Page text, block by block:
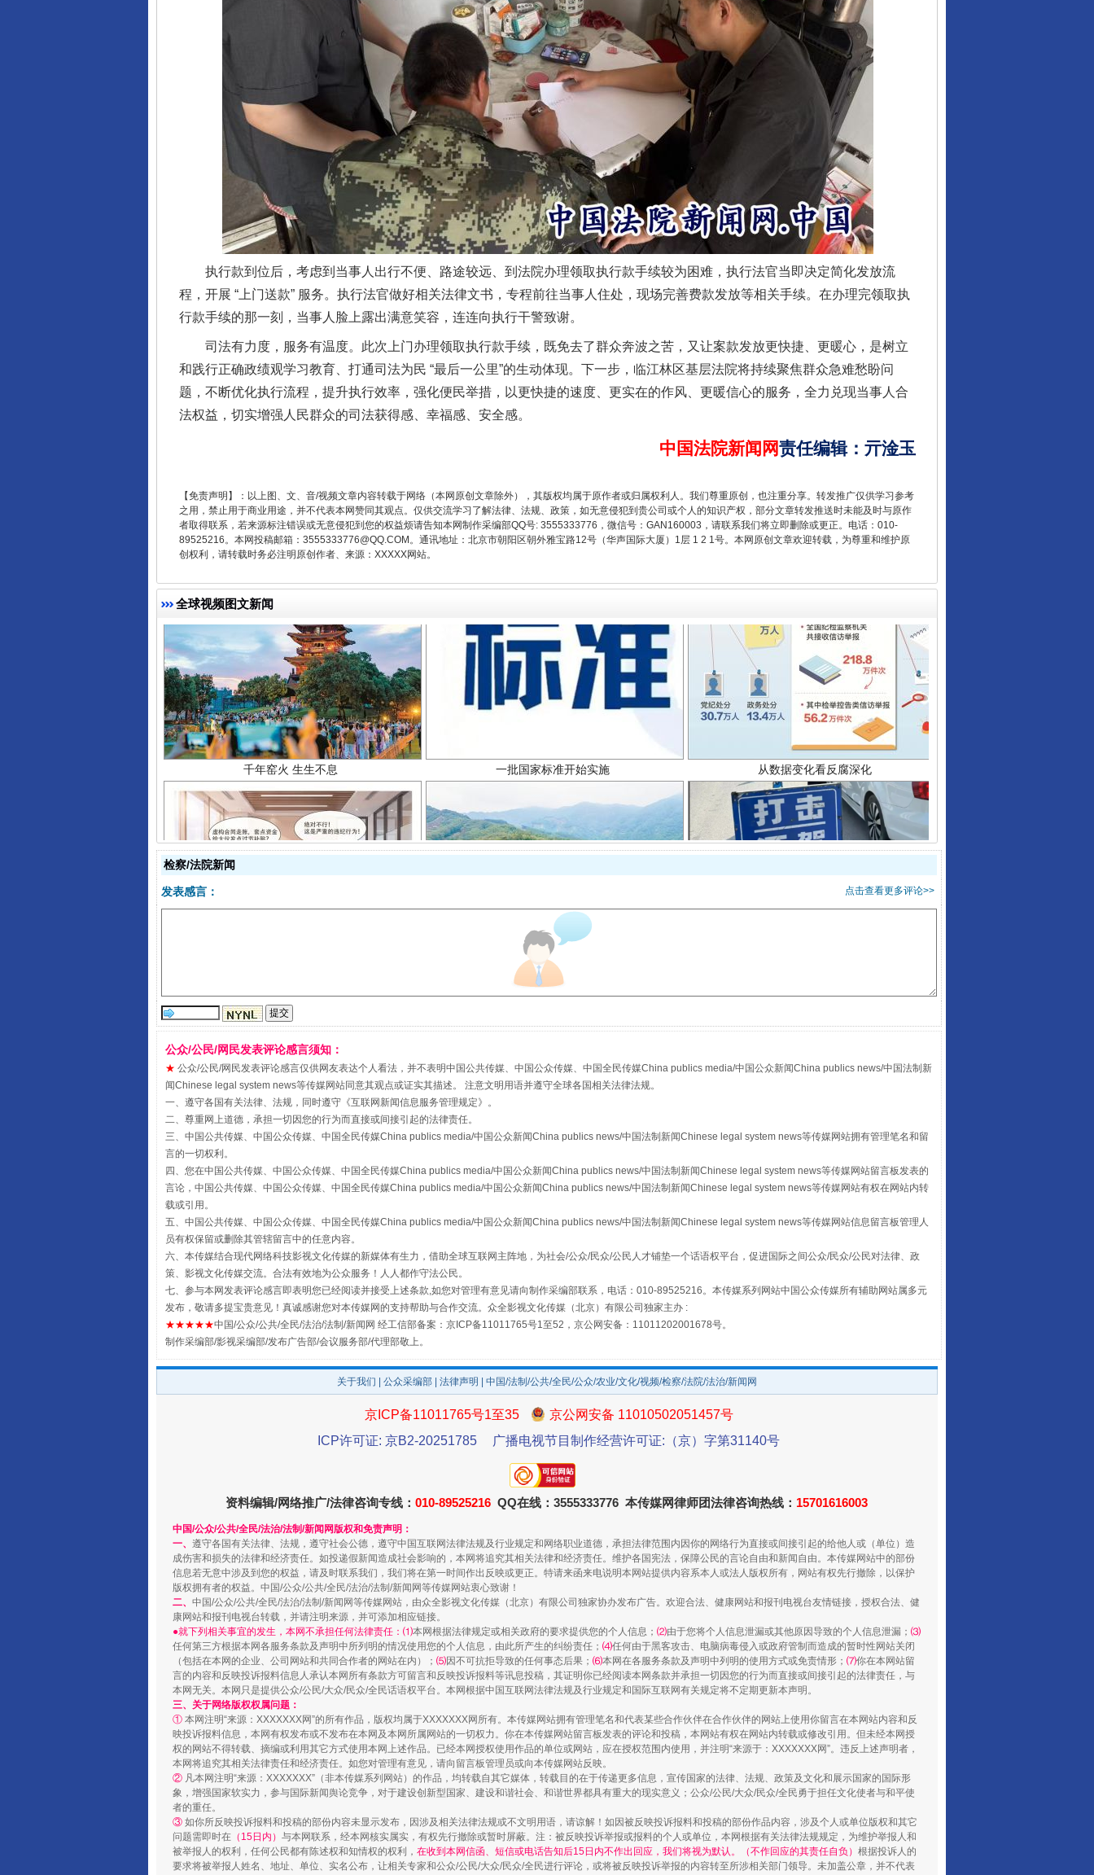
执行款到位后，考虑到当事人出行不便、路途较远、到法院办理领取执行款手续较为困难，执行法官当即决定简化发放流
程，开展 “上门送款” 服务。执行法官做好相关法律文书，专程前往当事人住处，现场完善费款发放等相关手续。在办理完领取执
行款手续的那一刻，当事人脸上露出满意笑容，连连向执行干警致谢。
司法有力度，服务有温度。此次上门办理领取执行款手续，既免去了群众奔波之苦，又让案款发放更快捷、更暖心，是树立
和践行正确政绩观学习教育、打通司法为民 “最后一公里”的生动体现。下一步，临江林区基层法院将持续聚焦群众急难愁盼问
题，不断优化执行流程，提升执行效率，强化便民举措，以更快捷的速度、更实在的作风、更暖信心的服务，全力兑现当事人合
法权益，切实增强人民群众的司法获得感、幸福感、安全感。
中国法院新闻网责任编辑： 亓淦玉
【免责声明】：以上图、文、音/视频文章内容转载于网络（本网原创文章除外），其版权均属于原作者或归属权利人。我们尊重原创，也注重分享。转发推广仅供学习参考
之用，禁止用于商业用途，并不代表本网赞同其观点。仅供交流学习了解法律、法规、政策，如无意侵犯到贵公司或个人的知识产权，部分文章转发推送时未能及时与原作
者取得联系，若来源标注错误或无意侵犯到您的权益烦请告知本网制作采编部QQ号: 3555333776，微信号：GAN160003，请联系我们将立即删除或更正。电话：010-
89525216。本网投稿邮箱：3555333776@QQ.COM。通讯地址：北京市朝阳区朝外雅宝路12号（华声国际大厦）1层 1 2 1号。本网原创文章欢迎转载，为尊重和维护原
创权利，请转载时务必注明原创作者、来源：XXXXX网站。
全球视频图文新闻
完善运行机制助力责任有效落实 一纸欠条伤亲情 巡回调解促和解.. 行业协会接连发公告
让核能赋能千行百业
千年窑火 生生不息 一批国家标准开始实施 从数据变化看反腐深化
受贿1.44亿！段成刚被判无期 从幼儿园到大学，有这些资助
全民健身五年计划来了！等你上场 事关残疾人未来5年
阿坝州三大球赛在茂县开幕
国家大学科技园优化重塑工作 镜头丨大暑三秋近 山西：不断增强治理腐败综合效能
检察/法院新闻
点击查看更多评论>>
发表感言：
公众/公民/网民发表评论感言须知：
★ 公众/公民/网民发表评论感言仅供网友表达个人看法，并不表明中国公共传媒、中国公众传媒、中国全民传媒China publics media/中国公众新闻China publics news/中国法制新
闻Chinese legal system news等传媒网站同意其观点或证实其描述。 注意文明用语并遵守全球各国相关法律法规。
一、遵守各国有关法律、法规，同时遵守《互联网新闻信息服务管理规定》。
二、尊重网上道德，承担一切因您的行为而直接或间接引起的法律责任。
三、中国公共传媒、中国公众传媒、中国全民传媒China publics media/中国公众新闻China publics news/中国法制新闻Chinese legal system news等传媒网站拥有管理笔名和留
言的一切权利。
四、您在中国公共传媒、中国公众传媒、中国全民传媒China publics media/中国公众新闻China publics news/中国法制新闻Chinese legal system news等传媒网站留言板发表的
言论，中国公共传媒、中国公众传媒、中国全民传媒China publics media/中国公众新闻China publics news/中国法制新闻Chinese legal system news等传媒网站有权在网站内转
载或引用。
五、中国公共传媒、中国公众传媒、中国全民传媒China publics media/中国公众新闻China publics news/中国法制新闻Chinese legal system news等传媒网站信息留言板管理人
员有权保留或删除其管辖留言中的任意内容。
六、本传媒结合现代网络科技影视文化传媒的新媒体有生力，借助全球互联网主阵地，为社会/公众/民众/公民人才铺垫一个话语权平台，促进国际之间公众/民众/公民对法律、政
策、影视文化传媒交流。合法有效地为公众服务！人人都作守法公民。
七、参与本网发表评论感言即表明您已经阅读并接受上述条款,如您对管理有意见请向制作采编部联系，电话：010-89525216。本传媒系列网站中国公众传媒所有辅助网站属多元
发布，敬请多提宝贵意见！真诚感谢您对本传媒网的支持帮助与合作交流。众全影视文化传媒（北京）有限公司独家主办 :
★★★★★中国/公众/公共/全民/法治/法制/新闻网 经工信部备案：京ICP备11011765号1至52，京公网安备：11011202001678号。
制作采编部/影视采编部/发布广告部/会议服务部/代理部敬上。
关于我们 公众采编部 法律声明 | 中国/法制/公共/全民/公众/农业/文化/视频/检察/法院/法治/新闻网
京ICP备11011765号1至35
京公网安备 11010502051457号
ICP许可证: 京B2-20251785
广播电视节目制作经营许可证:（京）字第31140号
资料编辑/网络推广/法律咨询专线： 010-89525216 QQ在线：3555333776 本传媒网律师团法律咨询热线： 15701616003
中国/公众/公共/全民/法治/法制/新闻网版权和免责声明：
一、 遵守各国有关法律、法规，遵守社会公德，遵守中国互联网法律法规及行业规定和网络职业道德，承担法律范围内因你的网络行为直接或间接引起的给他人或（单位）造
成伤害和损失的法律和经济责任。如投递假新闻造成社会影响的，本网将追究其相关法律和经济责任。维护各国宪法，保障公民的言论自由和新闻自由。本传媒网站中的部份
信息若无意中涉及到您的权益，请及时联系我们，我们将在第一时间作出反映或更正。特请来函来电说明本网站提供内容系本人或法人版权所有，网站有权先行撤除，以保护
版权拥有者的权益。中国/公众/公共/全民/法治/法制/新闻网等传媒网站衷心致谢！
二、 中国/公众/公共/全民/法治/法制/新闻网等传媒网站，由众全影视文化传媒（北京）有限公司独家协办发布广告。欢迎合法、健康网站和报刊电视台友情链接，授权合法、健
康网站和报刊电视台转载，并请注明来源，并可添加相应链接。
●就下列相关事宜的发生，本网不承担任何法律责任：⑴本网根据法律规定或相关政府的要求提供您的个人信息； ⑵由于您将个人信息泄漏或其他原因导致的个人信息泄漏； ⑶
任何第三方根据本网各服务条款及声明中所列明的情况使用您的个人信息，由此所产生的纠纷责任； ⑷任何由于黑客攻击、电脑病毒侵入或政府管制而造成的暂时性网站关闭
（包括在本网的企业、公司网站和共同合作者的网站在内）； ⑸因不可抗拒导致的任何事态后果； ⑹本网在各服务条款及声明中列明的使用方式或免责情形； ⑺你在本网站留
言的内容和反映投诉报料信息人承认本网所有条款方可留言和反映投诉报料等讯息投稿，其证明你已经阅读本网条款并承担一切因您的行为而直接或间接引起的法律责任，与
本网无关。本网只是提供公众/公民/大众/民众/全民话语权平台。本网根据中国互联网法律法规及行业规定和国际互联网有关规定将不定期更新本声明。
三、关于网络版权权属问题：
① 本网注明“来源：XXXXXXX网”的所有作品，版权均属于XXXXXXX网所有。本传媒网站拥有管理笔名和代表某些合作伙伴在合作伙伴的网站上使用你留言在本网站内容和反
映投诉报料信息，本网有权发布或不发布在本网及本网所属网站的一切权力。你在本传媒网站留言板发表的评论和投稿，本网站有权在网站内转载或修改引用。但未经本网授
权的网站不得转载、摘编或利用其它方式使用本网上述作品。已经本网授权使用作品的单位或网站，应在授权范围内使用，并注明“来源于：XXXXXXX网”。违反上述声明者，
本网将追究其相关法律责任和经济责任。如您对管理有意见，请向留言板管理员或向本传媒网站反映。
② 凡本网注明“来源：XXXXXXX”（非本传媒系列网站）的作品，均转载自其它媒体，转载目的在于传递更多信息，宣传国家的法律、法规、政策及文化和展示国家的国际形
象，增强国家软实力，参与国际新闻舆论竞争，对于建设创新型国家、建设和谐社会、和谐世界都具有重大的现实意义；公众/公民/大众/民众/全民勇于担任文化使者与和平使
者的重任。
③ 如你所反映投诉报料和投稿的部份内容未显示发布，因涉及相关法律法规或不文明用语，请谅解！如因被反映投诉报料和投稿的部份作品内容，涉及个人或单位版权和其它
问题需即时在 （15日内） 与本网联系，经本网核实属实，有权先行撤除或暂时屏蔽。注：被反映投诉举报或报料的个人或单位，本网根据有关法律法规规定，为维护举报人和
被举报人的权利，任何公民都有陈述权和知情权的权利， 在收到本网信函、短信或电话告知后15日内不作出回应，我们将视为默认。（不作回应的其责任自负） 根据投诉人的
要求将被举报人姓名、地址、单位、实名公布，让相关专家和公众/公民/大众/民众/全民进行评论，或将被反映投诉举报的内容转至所涉相关部门领导。未加盖公章，并不代表